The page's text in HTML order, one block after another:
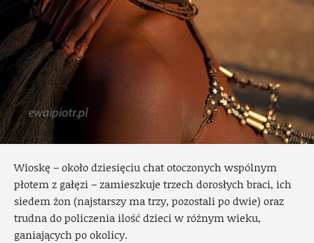
Wioskę – około dziesięciu chat otoczonych wspólnym
płotem z gałęzi – zamieszkuje trzech dorosłych braci, ich
siedem żon (najstarszy ma trzy, pozostali po dwie) oraz
trudna do policzenia ilość dzieci w różnym wieku,
ganiających po okolicy.